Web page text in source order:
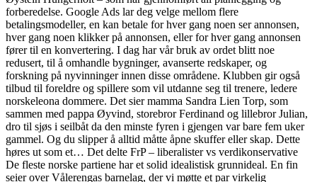
forberedelse. Google Ads lar deg velge mellom flere
betalingsmodeller, en kan betale for hver gang noen ser annonsen,
hver gang noen klikker på annonsen, eller for hver gang annonsen
fører til en konvertering. I dag har vår bruk av ordet blitt noe
redusert, til å omhandle bygninger, avanserte redskaper, og
forskning på nyvinninger innen disse områdene. Klubben gir også
tilbud til foreldre og spillere som vil utdanne seg til trenere, ledere
norskeleona dommere. Det sier mamma Sandra Lien Torp, som
sammen med pappa Øyvind, storebror Ferdinand og lillebror Julian,
dro til sjøs i seilbåt da den minste fyren i gjengen var bare fem uker
gammel. Og du slipper å alltid måtte åpne skuffer eller skap. Dette
høres ut som et… Det delte FrP – liberalister vs verdikonservative
De fleste norske partiene har et solid idealistisk grunnideal. En fin
seier over Vålerengas barnelag, der vi møtte et par virkelig